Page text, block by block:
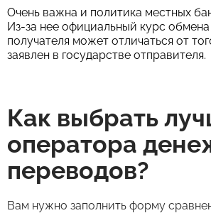
Очень важна и политика местных
Из-за нее официальный курс
получателя может отличаться от
заявлен в государстве отправителя.
Как выбрать
оператора
переводов?
Вам нужно заполнить форму